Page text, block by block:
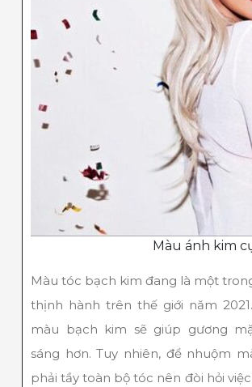
Màu ánh kim
Màu tóc bạch kim đang là một
thịnh hành trên thế giới năm
màu bạch kim sẽ giúp gương
sáng hơn. Tuy nhiên, để nhuộm
phải tầy toàn bộ tóc nên đòi hỏi